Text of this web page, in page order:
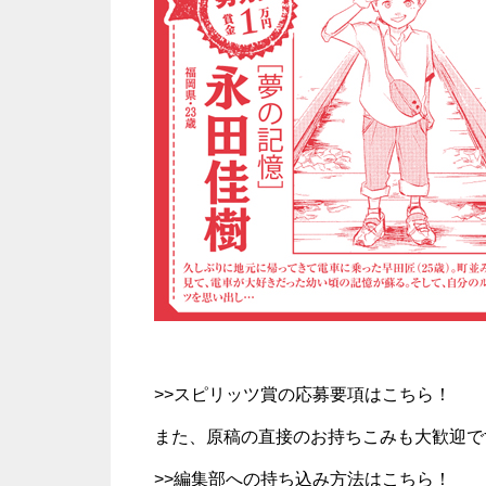
>>スピリッツ賞の応募要項はこちら！
また、原稿の直接のお持ちこみも大歓迎
>>編集部への持ち込み方法はこちら！